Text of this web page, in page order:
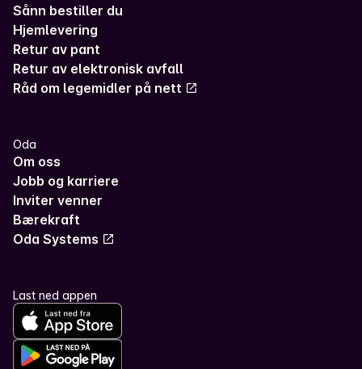
Sånn bestiller du
Hjemlevering
Retur av pant
Retur av elektronisk avfall
Råd om legemidler på nett
Oda
Om oss
Jobb og karriere
Inviter venner
Bærekraft
Oda Systems
Last ned appen